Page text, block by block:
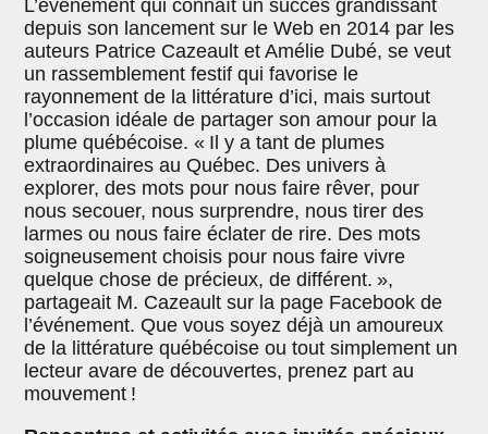
L’événement qui connaît un succès grandissant
depuis son lancement sur le Web en 2014 par les
auteurs Patrice Cazeault et Amélie Dubé, se veut
un rassemblement festif qui favorise le
rayonnement de la littérature d’ici, mais surtout
l’occasion idéale de partager son amour pour la
plume québécoise. « Il y a tant de plumes
extraordinaires au Québec. Des univers à
explorer, des mots pour nous faire rêver, pour
nous secouer, nous surprendre, nous tirer des
larmes ou nous faire éclater de rire. Des mots
soigneusement choisis pour nous faire vivre
quelque chose de précieux, de différent. »,
partageait M. Cazeault sur la page Facebook de
l’événement. Que vous soyez déjà un amoureux
de la littérature québécoise ou tout simplement un
lecteur avare de découvertes, prenez part au
mouvement !